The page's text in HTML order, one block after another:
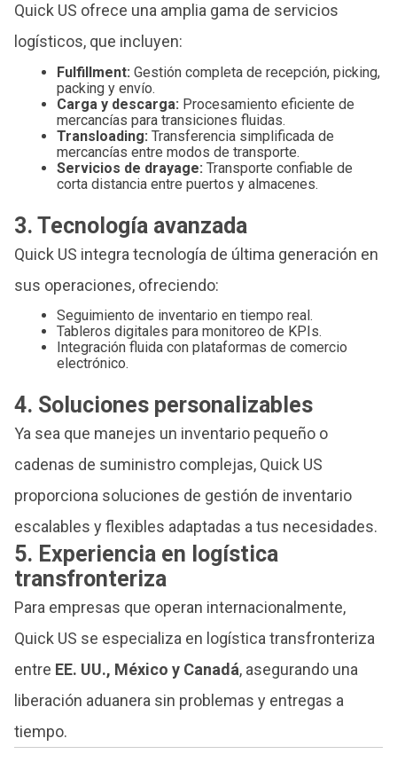
Quick US ofrece una amplia gama de servicios
logísticos, que incluyen:
Fulfillment: Gestión completa de recepción, picking,
packing y envío.
Carga y descarga: Procesamiento eficiente de
mercancías para transiciones fluidas.
Transloading: Transferencia simplificada de
mercancías entre modos de transporte.
Servicios de drayage: Transporte confiable de
corta distancia entre puertos y almacenes.
3. Tecnología avanzada
Quick US integra tecnología de última generación en
sus operaciones, ofreciendo:
Seguimiento de inventario en tiempo real.
Tableros digitales para monitoreo de KPIs.
Integración fluida con plataformas de comercio
electrónico.
4. Soluciones personalizables
Ya sea que manejes un inventario pequeño o
cadenas de suministro complejas, Quick US
proporciona soluciones de gestión de inventario
escalables y flexibles adaptadas a tus necesidades.
5. Experiencia en logística
transfronteriza
Para empresas que operan internacionalmente,
Quick US se especializa en logística transfronteriza
entre EE. UU., México y Canadá, asegurando una
liberación aduanera sin problemas y entregas a
tiempo.